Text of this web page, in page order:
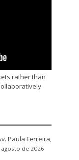
rather than
Paula Ferreira,
agosto de 2026